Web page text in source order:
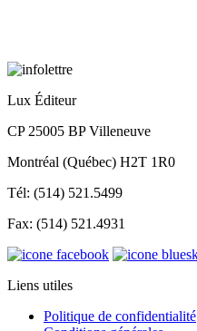
Lux Éditeur
CP 25005 BP Villeneuve
Montréal (Québec) H2T 1R0
Tél: (514) 521.5499
Fax: (514) 521.4931
Liens utiles
Politique de confidentialité